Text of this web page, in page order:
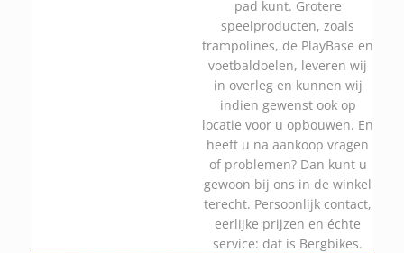
pad kunt. Grotere
speelproducten, zoals
trampolines, de PlayBase en
voetbaldoelen, leveren wij
in overleg en kunnen wij
indien gewenst ook op
locatie voor u opbouwen. En
heeft u na aankoop vragen
of problemen? Dan kunt u
gewoon bij ons in de winkel
terecht. Persoonlijk contact,
eerlijke prijzen en échte
service: dat is Bergbikes.